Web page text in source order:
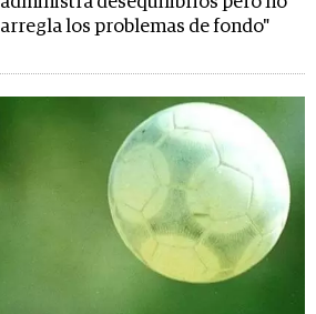
arregla los problemas de fondo"